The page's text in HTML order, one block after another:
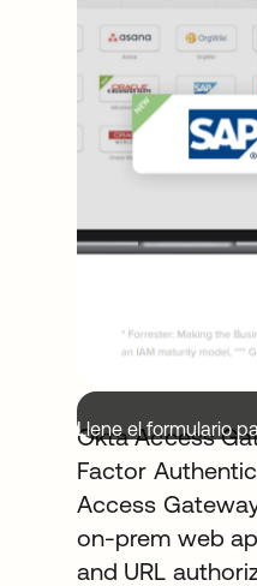
Llene el formulario
Okta Access
Factor
Access
on-prem web
and URL